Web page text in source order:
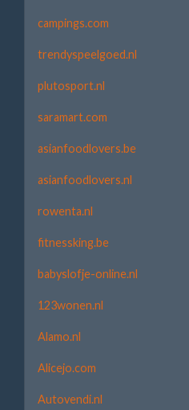
campings.com
trendyspeelgoed.nl
plutosport.nl
saramart.com
asianfoodlovers.be
asianfoodlovers.nl
rowenta.nl
fitnessking.be
babyslofje-online.nl
123wonen.nl
Alamo.nl
Alicejo.com
Autovendi.nl